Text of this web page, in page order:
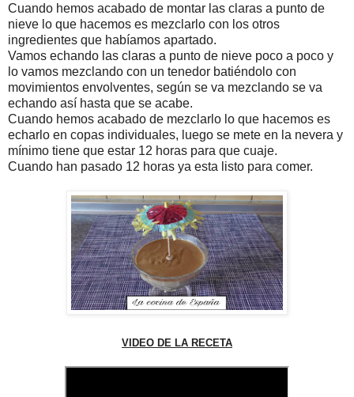
Cuando hemos acabado de montar las claras a punto de
nieve lo que hacemos es mezclarlo con los otros
ingredientes que habíamos apartado.
Vamos echando las claras a punto de nieve poco a poco y
lo vamos mezclando con un tenedor batiéndolo con
movimientos envolventes, según se va mezclando se va
echando así hasta que se acabe.
Cuando hemos acabado de mezclarlo lo que hacemos es
echarlo en copas individuales, luego se mete en la nevera y
mínimo tiene que estar 12 horas para que cuaje.
Cuando han pasado 12 horas ya esta listo para comer.
VIDEO DE LA RECETA